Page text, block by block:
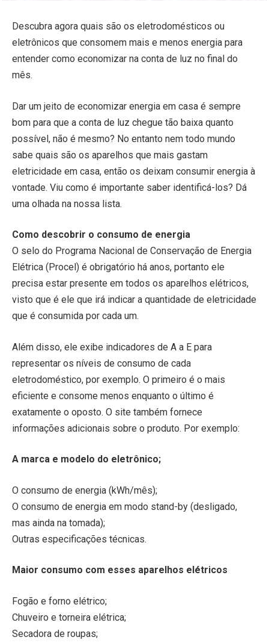
Descubra agora quais são os eletrodomésticos ou
eletrônicos que consomem mais e menos energia para
entender como economizar na conta de luz no final do
mês.
Dar um jeito de economizar energia em casa é sempre
bom para que a conta de luz chegue tão baixa quanto
possível, não é mesmo? No entanto nem todo mundo
sabe quais são os aparelhos que mais gastam
eletricidade em casa, então os deixam consumir energia à
vontade. Viu como é importante saber identificá-los? Dá
uma olhada na nossa lista.
Como descobrir o consumo de energia
O selo do Programa Nacional de Conservação de Energia
Elétrica (Procel) é obrigatório há anos, portanto ele
precisa estar presente em todos os aparelhos elétricos,
visto que é ele que irá indicar a quantidade de eletricidade
que é consumida por cada um.
Além disso, ele exibe indicadores de A a E para
representar os níveis de consumo de cada
eletrodoméstico, por exemplo. O primeiro é o mais
eficiente e consome menos enquanto o último é
exatamente o oposto. O site também fornece
informações adicionais sobre o produto. Por exemplo:
A marca e modelo do eletrônico;
O consumo de energia (kWh/mês);
O consumo de energia em modo stand-by (desligado,
mas ainda na tomada);
Outras especificações técnicas.
Maior consumo com esses aparelhos elétricos
Fogão e forno elétrico;
Chuveiro e torneira elétrica;
Secadora de roupas;